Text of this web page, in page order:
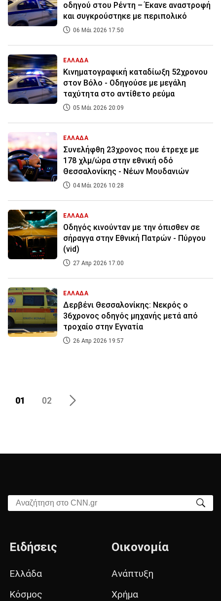
οδηγού στου Ρέντη – Έκανε αναστροφή
και συγκρούστηκε με περιπολικό
06 Μάι 2026 17:50
ΕΛΛΑΔΑ
Κινηματογραφική καταδίωξη 52χρονου
στον Βόλο - Οδηγούσε με μεγάλη
ταχύτητα στο αντίθετο ρεύμα
05 Μάι 2026 20:09
ΕΛΛΑΔΑ
Συνελήφθη 23χρονος που έτρεχε με
178 χλμ/ώρα στην εθνική οδό
Θεσσαλονίκης - Νέων Μουδανιών
04 Μάι 2026 10:28
ΕΛΛΑΔΑ
Οδηγός κινούνταν με την όπισθεν σε
σήραγγα στην Εθνική Πατρών - Πύργου
(vid)
27 Απρ 2026 17:00
ΕΛΛΑΔΑ
Δερβένι Θεσσαλονίκης: Νεκρός ο
36χρονος οδηγός μηχανής μετά από
τροχαίο στην Εγνατία
26 Απρ 2026 19:57
01 02
Αναζήτηση στο CNN.gr
Ειδήσεις
Ελλάδα
Κόσμος
Οικονομία
Ανάπτυξη
Χρήμα